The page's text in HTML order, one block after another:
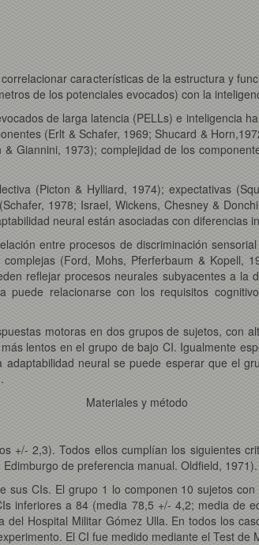
características de la estructura y
de los potenciales evocados) con la
de larga latencia (PELLs) e inteligencia
(Erlt & Schafer, 1969; Shucard &
Giannini, 1973); complejidad de los
(Picton & Hylliard, 1974); expectativas
1978; Israel, Wickens, Chesney &
neural están asociadas con diferencias
entre procesos de discriminación
(Ford, Mohs, Pferferbaum & Kopell,
reflejar procesos neurales subyacentes a la
puede relacionarse con los requisitos
motoras en dos grupos de sujetos, con
lentos en el grupo de bajo CI. Igualmente
neural se puede esperar que el
Materiales y método
+/- 2,3). Todos ellos cumplían los siguientes
de preferencia manual. Oldfield, 1971).
sus CIs. El grupo 1 lo componen 10 sujetos
inferiores a 84 (media 78,5 +/- 4,2; media de
Hospital Militar Gómez Ulla. En todos los
El CI fue medido mediante el Test de